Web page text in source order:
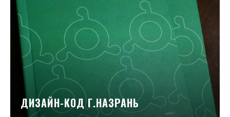
ДИЗАЙН-КОД Г.НАЗРАНЬ